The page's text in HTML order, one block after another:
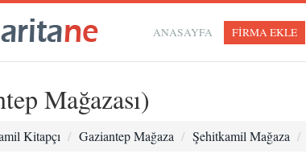
ANASAYFA FİRMA EKLE
Mağazası)
Kitapçı Gaziantep Mağaza Şehitkamil Mağaza